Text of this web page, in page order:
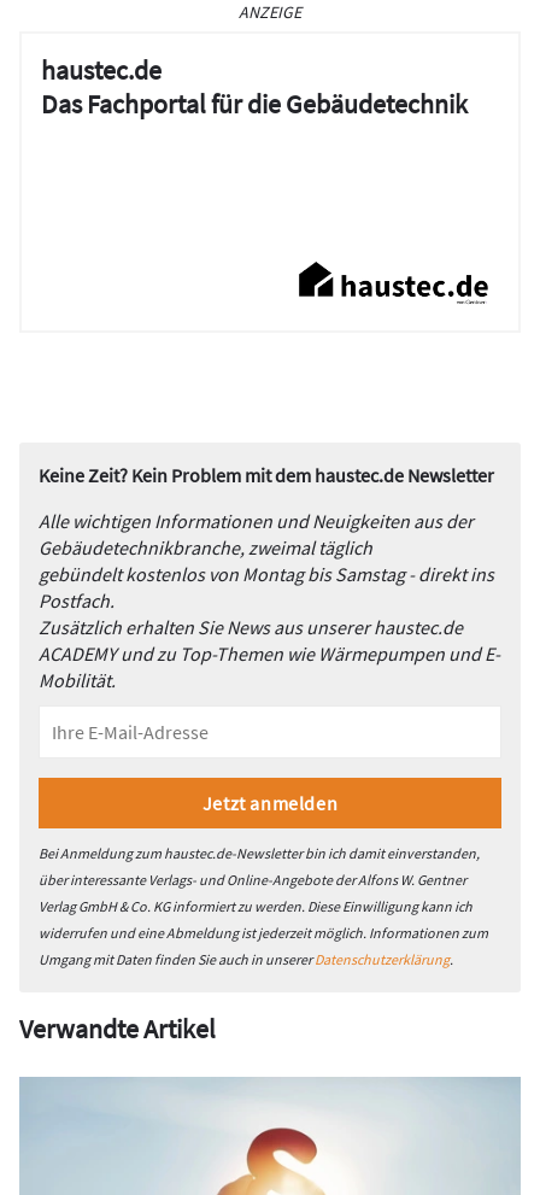
ANZEIGE
haustec.de
Das Fachportal für die Gebäudetechnik
Keine Zeit? Kein Problem mit dem haustec.de Newsletter
Alle wichtigen Informationen und Neuigkeiten aus der
Gebäudetechnikbranche, zweimal täglich
gebündelt kostenlos von Montag bis Samstag - direkt ins
Postfach.
Zusätzlich erhalten Sie News aus unserer haustec.de
ACADEMY und zu Top-Themen wie Wärmepumpen und E-
Mobilität.
Bei Anmeldung zum haustec.de-Newsletter bin ich damit einverstanden,
über interessante Verlags- und Online-Angebote der Alfons W. Gentner
Verlag GmbH & Co. KG informiert zu werden. Diese Einwilligung kann ich
widerrufen und eine Abmeldung ist jederzeit möglich. Informationen zum
Umgang mit Daten finden Sie auch in unsererDatenschutzerklärung.
Verwandte Artikel